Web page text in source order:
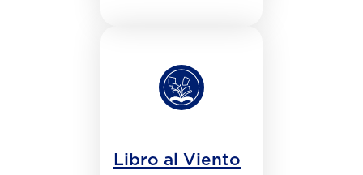
Libro al Viento